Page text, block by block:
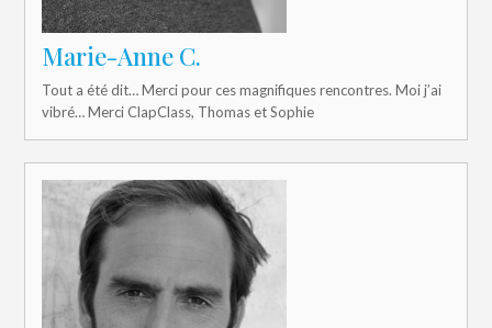
Marie-Anne C.
Tout a été dit… Merci pour ces magnifiques rencontres. Moi j’ai
vibré… Merci ClapClass, Thomas et Sophie